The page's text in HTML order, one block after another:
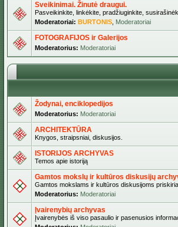
Sveikinimai. Žinutė draugui.
Pasveikinkite, linkėkite, pradžiuginkite,
Moderatoriai: BURTONIS Moderatoriai
FOTOGRAFIJOS ir Galerijos
Moderatorius: Moderatoriai
Žodynai, enciklopedijos
Moderatorius: Moderatoriai
ARCHITEKTŪRA
Knygos, straipsniai, diskusijos.
ISTORIJOS ARCHYVAS
Temos apie istoriją
Gamtos mokslų ir kultūros diskusijų
Gamtos mokslams ir kultūros diskusijoms
Moderatorius: Moderatoriai
Įvairenybių archyvas
Įvairenybės iš viso pasaulio ir pasenusios